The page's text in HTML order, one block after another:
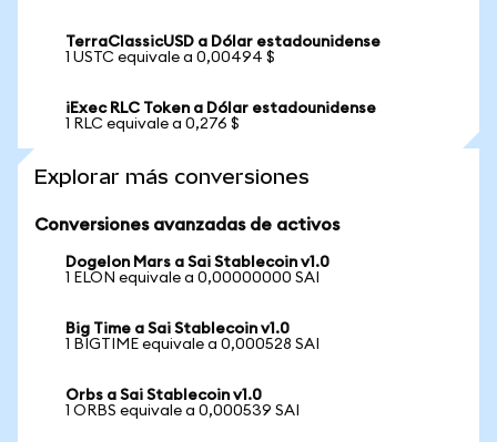
TerraClassicUSD a Dólar estadounidense
1 USTC equivale a 0,00494 $
iExec RLC Token a Dólar estadounidense
1 RLC equivale a 0,276 $
Explorar más conversiones
Conversiones avanzadas de activos
Dogelon Mars a Sai Stablecoin v1.0
1 ELON equivale a 0,00000000 SAI
Big Time a Sai Stablecoin v1.0
1 BIGTIME equivale a 0,000528 SAI
Orbs a Sai Stablecoin v1.0
1 ORBS equivale a 0,000539 SAI